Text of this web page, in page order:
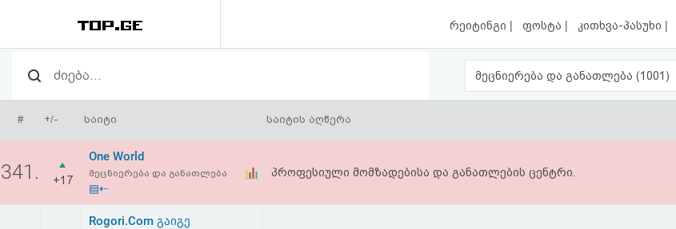
რეიტინგი | ფოსტა | კითხვა-პასუხი |
რეიტინგი
(მთავარი)
კითხვა-
მეცნიერება და განათლება (1001)
# +/- საიტი საიტის აღწერა
341. +17
One World
მეცნიერება და განათლება
▤⇠
პროფესიული მომზადებისა და განათლების ცენტრი.
Rogori.Com გაიგე